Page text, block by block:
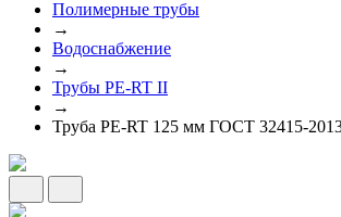
Полимерные трубы
→
Водоснабжение
→
Трубы PE-RT II
→
Труба PE-RT 125 мм ГОСТ 32415-